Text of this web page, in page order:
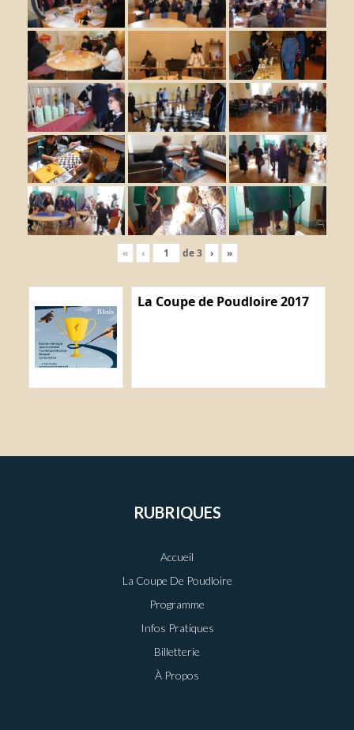
« ‹ de3 › »
La Coupe de Poudloire 2017
RUBRIQUES
Accueil
La Coupe De Poudloire
Programme
Infos Pratiques
Billetterie
À Propos